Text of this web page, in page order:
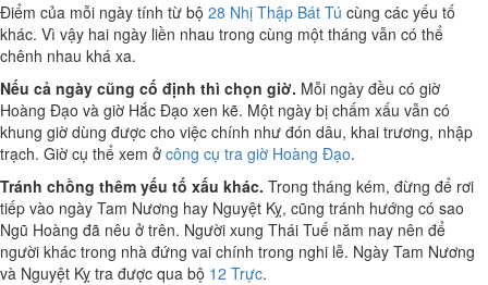
Điểm của mỗi ngày tính từ bộ 28 Nhị Thập Bát Tú cùng các yếu tố
khác. Vì vậy hai ngày liền nhau trong cùng một tháng vẫn có thể
chênh nhau khá xa.
Nếu cả ngày cũng cố định thì chọn giờ. Mỗi ngày đều có giờ
Hoàng Đạo và giờ Hắc Đạo xen kẽ. Một ngày bị chấm xấu vẫn có
khung giờ dùng được cho việc chính như đón dâu, khai trương, nhập
trạch. Giờ cụ thể xem ở công cụ tra giờ Hoàng Đạo.
Tránh chồng thêm yếu tố xấu khác. Trong tháng kém, đừng để rơi
tiếp vào ngày Tam Nương hay Nguyệt Kỵ, cũng tránh hướng có sao
Ngũ Hoàng đã nêu ở trên. Người xung Thái Tuế năm nay nên để
người khác trong nhà đứng vai chính trong nghi lễ. Ngày Tam Nương
và Nguyệt Kỵ tra được qua bộ 12 Trực.